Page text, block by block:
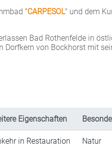
"CARPESOL" und dem
Bad Rothenfelde in
Dorfkern von Bockhorst mit
Eigenschaften
in Restauration Natur